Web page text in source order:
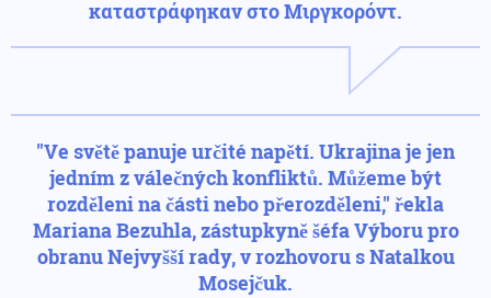
καταστράφηκαν στο Μιργκορόντ.
"Ve světě panuje určité napětí. Ukrajina je jen
jedním z válečných konfliktů. Můžeme být
rozděleni na části nebo přerozděleni," řekla
Mariana Bezuhla, zástupkyně šéfa Výboru pro
obranu Nejvyšší rady, v rozhovoru s Natalkou
Mosejčuk.